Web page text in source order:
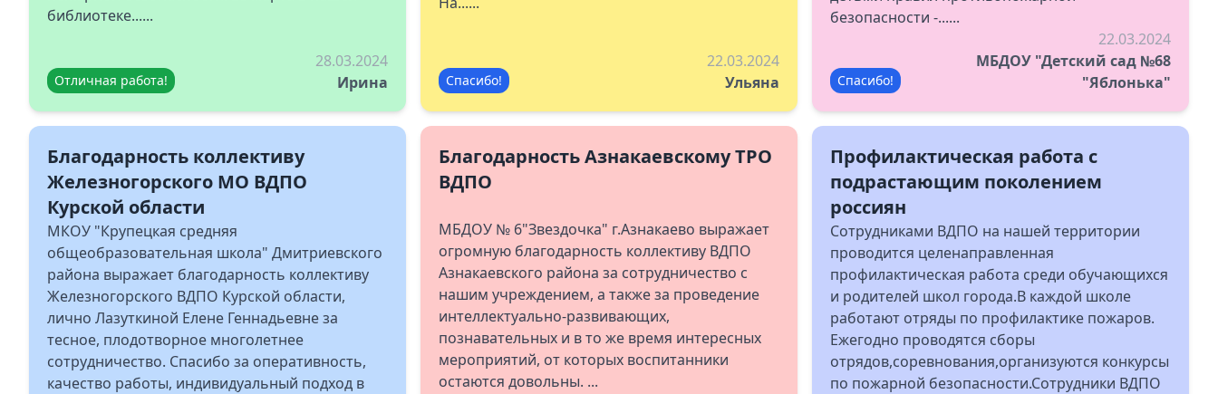
библиотеке......
Отличная работа!
28.03.2024
Ирина
Спасибо!
22.03.2024
Ульяна
безопасности -......
Спасибо!
22.03.2024
МБДОУ "Детский сад №68
"Яблонька"
Благодарность коллективу
Железногорского МО ВДПО
Курской области
МКОУ "Крупецкая средняя
общеобразовательная школа" Дмитриевского
района выражает благодарность коллективу
Железногорского ВДПО Курской области,
лично Лазуткиной Елене Геннадьевне за
тесное, плодотворное многолетнее
сотрудничество. Спасибо за оперативность,
качество работы, индивидуальный подход в
Благодарность Азнакаевскому ТРО
ВДПО
МБДОУ № 6"Звездочка" г.Азнакаево выражает
огромную благодарность коллективу ВДПО
Азнакаевского района за сотрудничество с
нашим учреждением, а также за проведение
интеллектуально-развивающих,
познавательных и в то же время интересных
мероприятий, от которых воспитанники
остаются довольны. ...
Профилактическая работа с
подрастающим поколением
россиян
Сотрудниками ВДПО на нашей территории
проводится целенаправленная
профилактическая работа среди обучающихся
и родителей школ города.В каждой школе
работают отряды по профилактике пожаров.
Ежегодно проводятся сборы
отрядов,соревнования,организуются конкурсы
по пожарной безопасности.Сотрудники ВДПО